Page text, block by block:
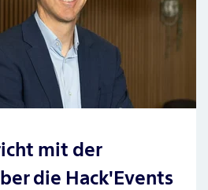
mit der
die Hack'Events